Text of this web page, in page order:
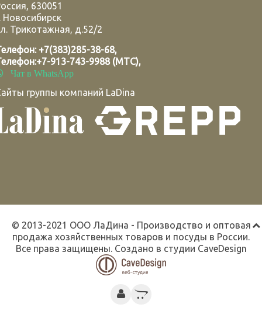
, 630051
Новосибирск
Трикотажная, д.52/2
+7(383)285-38-68,
+7-913-743-9988 (МТС),
Чат в WhatsApp
группы компаний LaDina
© 2013-2021 ООО ЛаДина - Производство и оптовая
продажа хозяйственных товаров и посуды в России.
Все права защищены. Создано в студии CaveDesign